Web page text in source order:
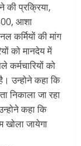
की प्रक्रिया,
आशा
कर्मियों की मांग
को मानदेय में
को
उन्होने कहा कि
निकाला जा रहा
कहा कि
जायेगा